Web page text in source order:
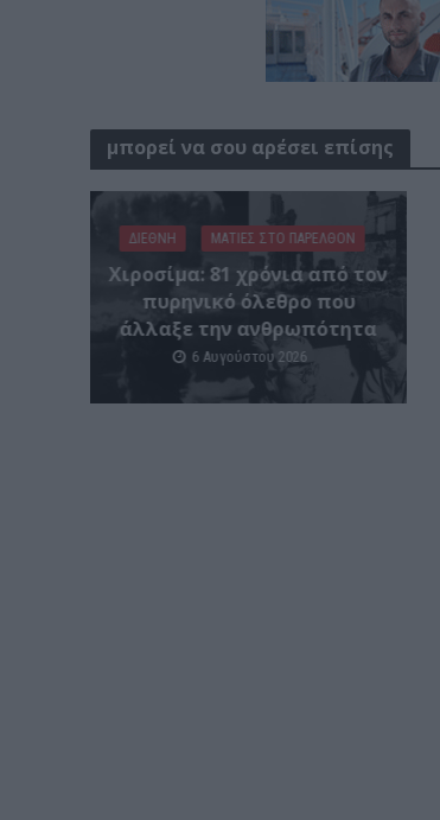
μπορεί να σου αρέσει επίσης
ΔΙΕΘΝΗ ΜΑΤΙΕΣ ΣΤΟ ΠΑΡΕΛΘΟΝ
Χιροσίμα: 81 χρόνια από τον
πυρηνικό όλεθρο που
άλλαξε την ανθρωπότητα
6 Αυγούστου 2026